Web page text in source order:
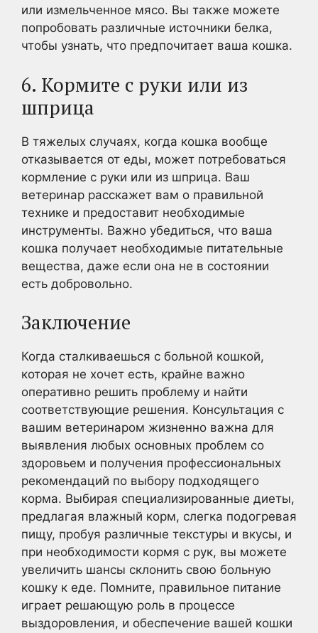
или измельченное мясо. Вы также можете
попробовать различные источники белка,
чтобы узнать, что предпочитает ваша кошка.
6. Кормите с руки или из
шприца
В тяжелых случаях, когда кошка вообще
отказывается от еды, может потребоваться
кормление с руки или из шприца. Ваш
ветеринар расскажет вам о правильной
технике и предоставит необходимые
инструменты. Важно убедиться, что ваша
кошка получает необходимые питательные
вещества, даже если она не в состоянии
есть добровольно.
Заключение
Когда сталкиваешься с больной кошкой,
которая не хочет есть, крайне важно
оперативно решить проблему и найти
соответствующие решения. Консультация с
вашим ветеринаром жизненно важна для
выявления любых основных проблем со
здоровьем и получения профессиональных
рекомендаций по выбору подходящего
корма. Выбирая специализированные диеты,
предлагая влажный корм, слегка подогревая
пищу, пробуя различные текстуры и вкусы, и
при необходимости кормя с рук, вы можете
увеличить шансы склонить свою больную
кошку к еде. Помните, правильное питание
играет решающую роль в процессе
выздоровления, и обеспечение вашей кошки